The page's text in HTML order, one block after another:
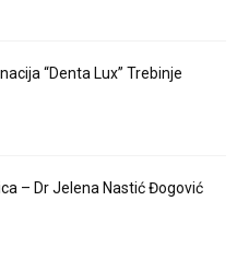
“Denta Lux” Trebinje
– Dr Jelena Nastić Đogović